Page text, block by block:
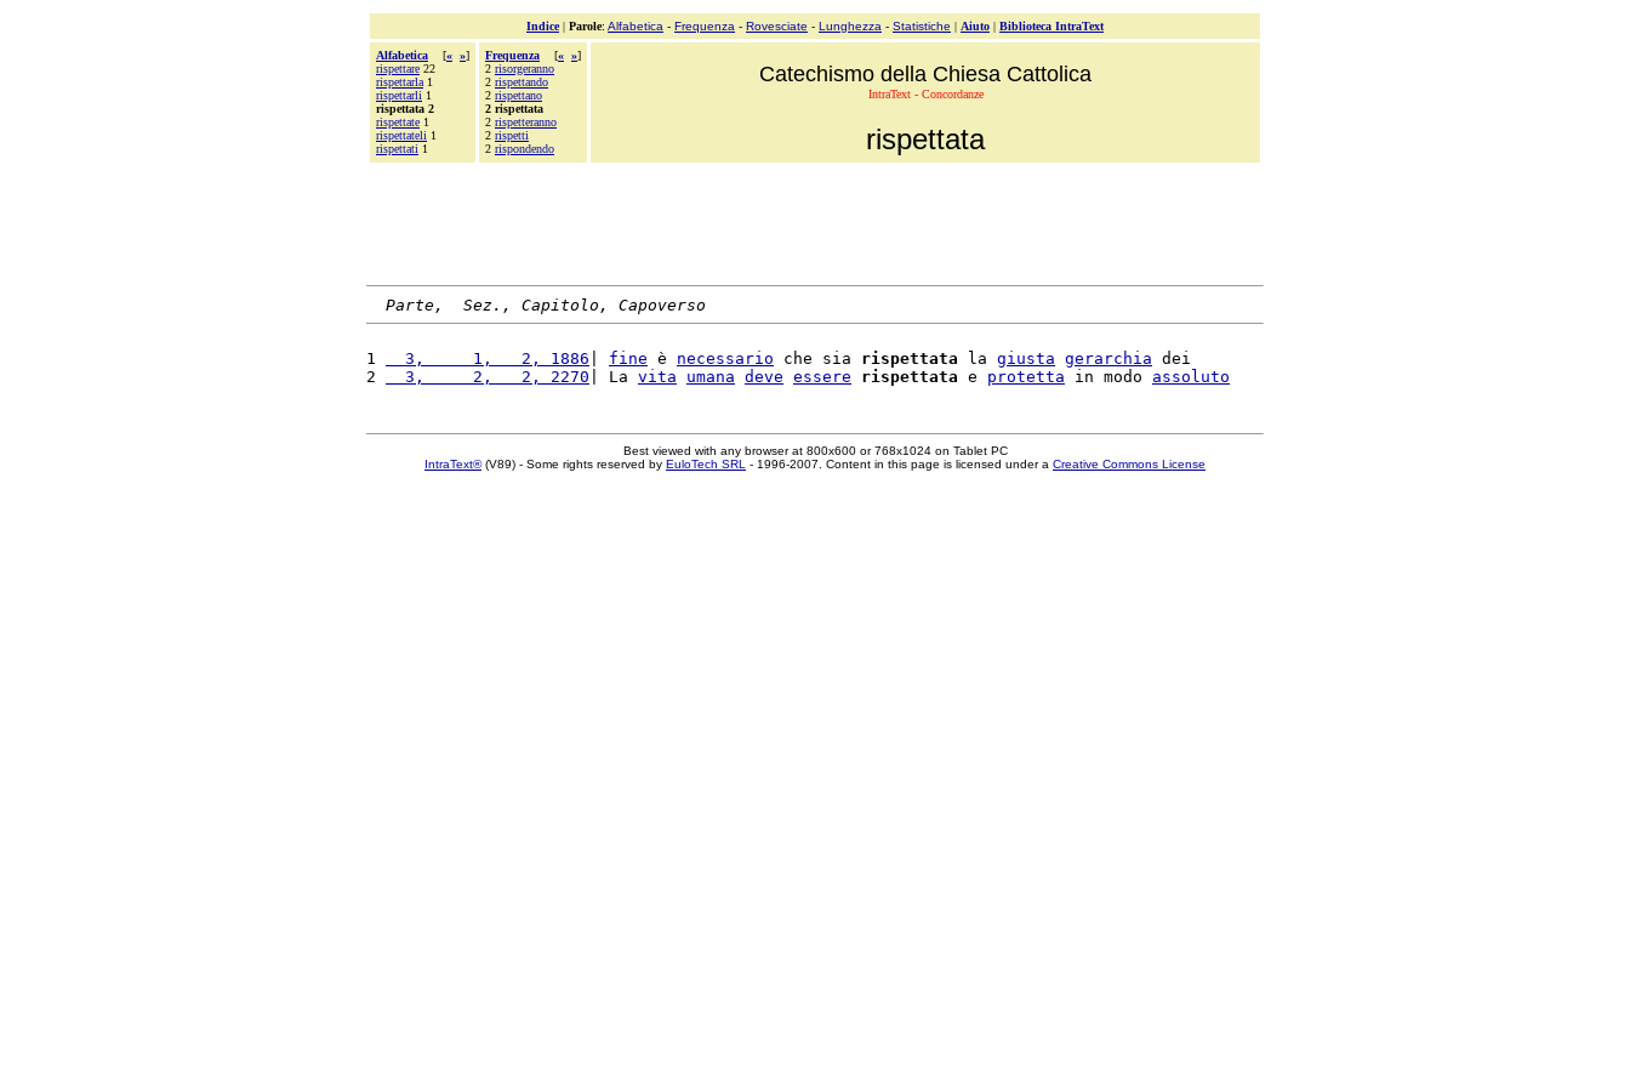
Indice| Parole: Alfabetica - Frequenza - Rovesciate - Lunghezza - Statistiche | Aiuto | Biblioteca IntraText
Alfabetica [« »]
rispettare 22
rispettarla 1
rispettarli 1
rispettata 2
rispettate 1
rispettateli 1
rispettati 1
Frequenza [« »]
2 risorgeranno
2 rispettando
2 rispettano
2 rispettata
2 rispetteranno
2 rispetti
2 rispondendo
Catechismo della Chiesa Cattolica
IntraText - Concordanze
rispettata
Parte,  Sez., Capitolo, Capoverso
1
  3,     1,   2, 1886
fine è necessario che sia rispettata la giusta gerarchia dei
2
  3,     2,   2, 2270
| La vita umana deve essere rispettata e protetta in modo assoluto
Best viewed with any browser at 800x600 or 768x1024 on Tablet PC
IntraText®(V89) - Some rights reserved by EuloTech SRL - 1996-2007. Content in this page is licensed under a Creative Commons License